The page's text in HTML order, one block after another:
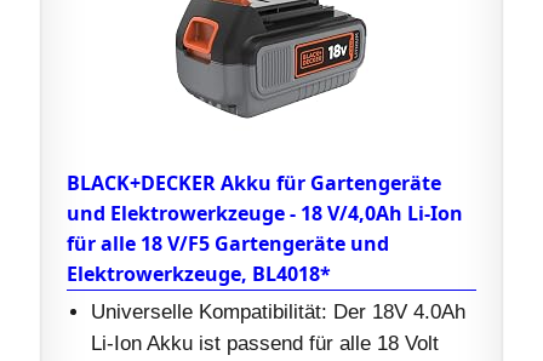
BLACK+DECKER Akku für Gartengeräte
und Elektrowerkzeuge - 18 V/4,0Ah Li-Ion
für alle 18 V/F5 Gartengeräte und
Elektrowerkzeuge, BL4018*
Universelle Kompatibilität: Der 18V 4.0Ah
Li-Ion Akku ist passend für alle 18 Volt